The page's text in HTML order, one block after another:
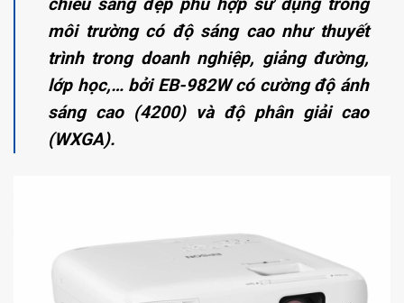
môi trường có độ sáng cao như thuyết
trình trong doanh nghiệp, giảng đường,
lớp học,… bởi EB-982W có cường độ ánh
sáng cao (4200) và độ phân giải cao
(WXGA).